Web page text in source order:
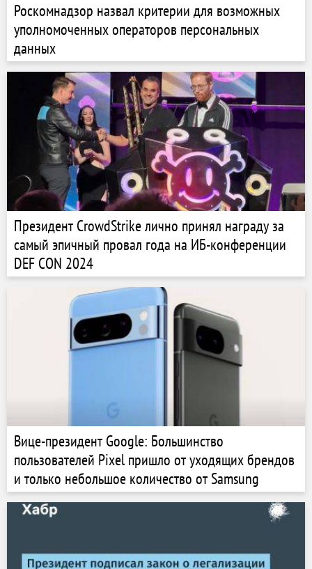
Роскомнадзор назвал критерии для возможных
уполномоченных операторов персональных
данных
Президент CrowdStrike лично принял награду за
самый эпичный провал года на ИБ-конференции
DEF CON 2024
Вице-президент Google: Большинство
пользователей Pixel пришло от уходящих брендов
и только небольшое количество от Samsung